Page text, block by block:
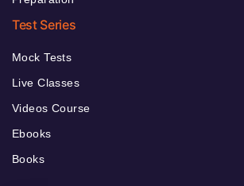
Test Series
Mock Tests
Live Classes
Videos Course
Ebooks
Books